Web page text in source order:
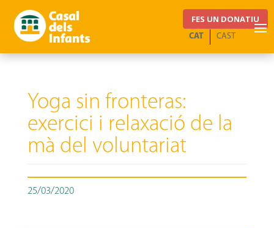
FES UN DONATIU
CAST
CAT
Yoga sin fronteras:
exercici i relaxació de la
mà del voluntariat
25/03/2020